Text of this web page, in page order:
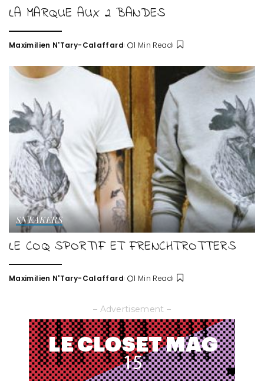
LA MARQUE AUX 2 BANDES
Posted
Maximilien N'Tary-Calaffard 1 Min Read
SNEAKERS
LE COQ SPORTIF ET FRENCHTROTTERS
Posted
Maximilien N'Tary-Calaffard 1 Min Read
– Advertisement –